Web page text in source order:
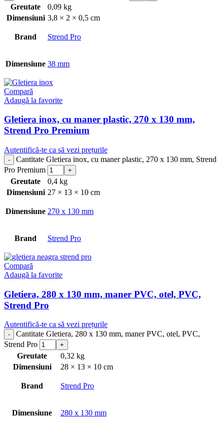
Greutate
0,09 kg
Dimensiuni 3,8 × 2 × 0,5 cm
Brand Strend Pro
Dimensiune 38 mm
Compară
Adaugă la favorite
Gletiera inox, cu maner plastic, 270 x 130 mm,
Strend Pro Premium
Autentifică-te ca să vezi prețurile
Cantitate Gletiera inox, cu maner plastic, 270 x 130 mm, Strend
Pro Premium
Greutate
0,4 kg
Dimensiuni 27 × 13 × 10 cm
Dimensiune 270 x 130 mm
Brand Strend Pro
Compară
Adaugă la favorite
Gletiera, 280 x 130 mm, maner PVC, otel, PVC,
Strend Pro
Autentifică-te ca să vezi prețurile
Cantitate Gletiera, 280 x 130 mm, maner PVC, otel, PVC,
Strend Pro
Greutate
0,32 kg
Dimensiuni
28 × 13 × 10 cm
Brand Strend Pro
Dimensiune 280 x 130 mm